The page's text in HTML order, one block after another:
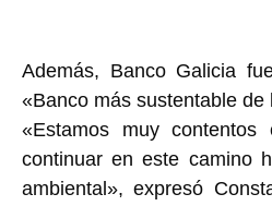
Además, Banco Galicia
«Banco más sustentable de
«Estamos muy
continuar en este camino
ambiental», expresó